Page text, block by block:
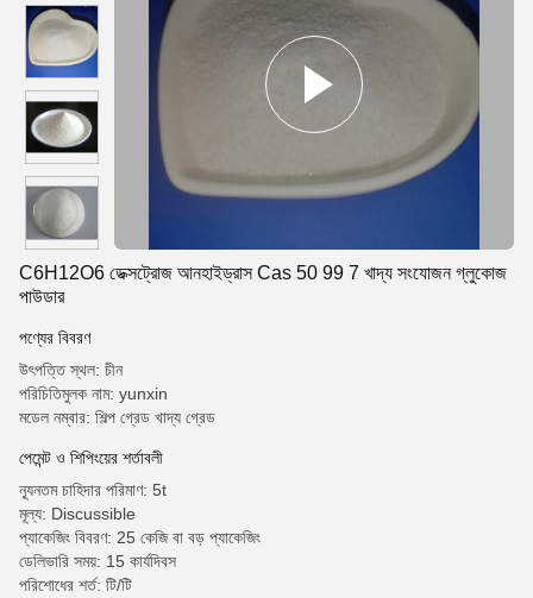
C6H12O6 ডেক্সট্রোজ আনহাইড্রাস Cas 50 99 7 খাদ্য সংযোজন গ্লুকোজ
পাউডার
পণ্যের বিবরণ
উৎপত্তি স্থল: চীন
পরিচিতিমুলক নাম: yunxin
মডেল নম্বার: শিল্প গ্রেড খাদ্য গ্রেড
পেমেন্ট ও শিপিংয়ের শর্তাবলী
ন্যূনতম চাহিদার পরিমাণ: 5t
মূল্য: Discussible
প্যাকেজিং বিবরণ: 25 কেজি বা বড় প্যাকেজিং
ডেলিভারি সময়: 15 কার্যদিবস
পরিশোধের শর্ত: টি/টি